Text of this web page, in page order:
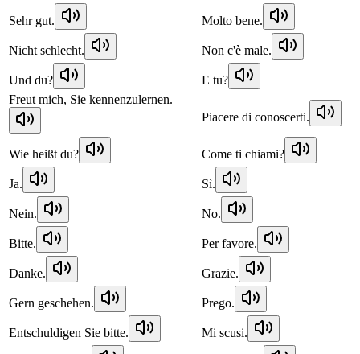
Sehr gut. Molto bene.
Nicht schlecht. Non c'è male.
Und du?
E tu?
Freut mich, Sie kennenzulernen.
Piacere di conoscerti.
Wie heißt du? Come ti chiami?
Ja. Sì.
Nein. No.
Bitte. Per favore.
Danke. Grazie.
Gern geschehen. Prego.
Entschuldigen Sie bitte. Mi scusi.